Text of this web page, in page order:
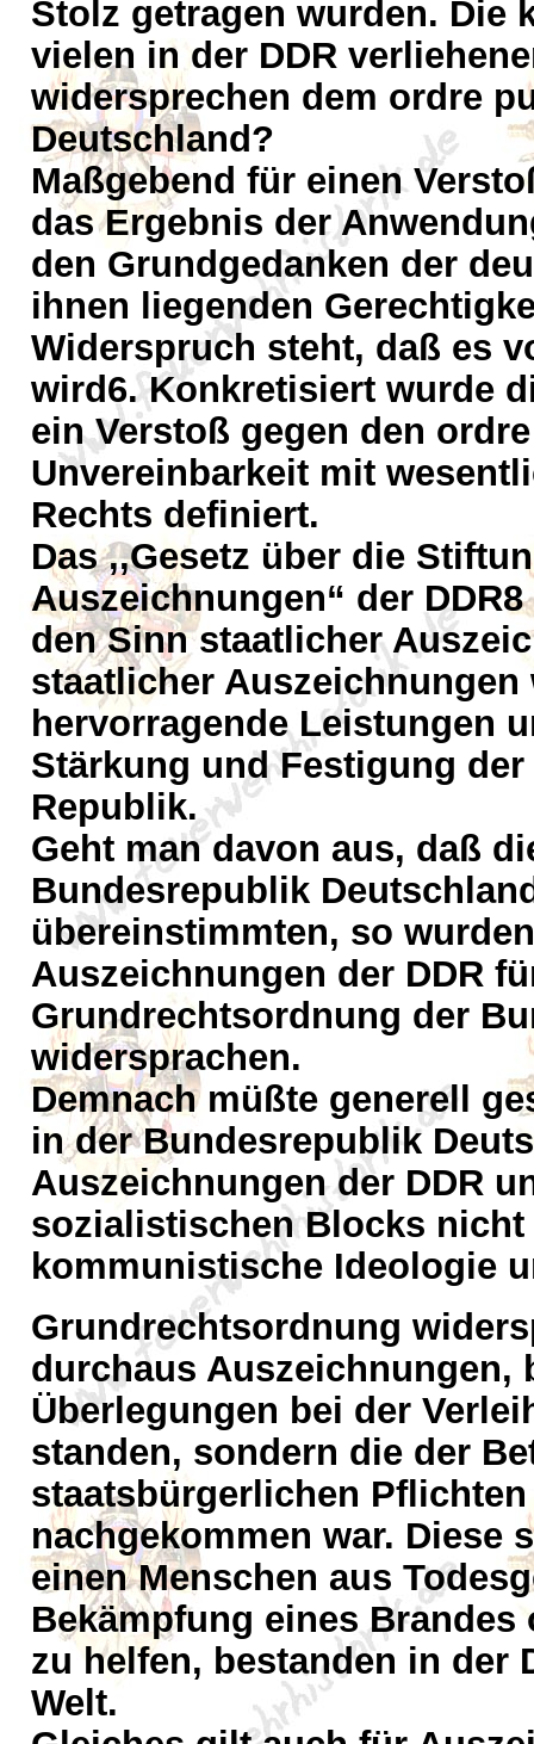
Stolz getragen wurden. Die
vielen in der DDR
widersprechen dem ordre
Deutschland?
Maßgebend für einen
das Ergebnis der
den Grundgedanken der
ihnen liegenden
Widerspruch steht, daß es
wird6. Konkretisiert wurde
ein Verstoß gegen den
Unvereinbarkeit mit
Rechts definiert.
Das ,,Gesetz über die
Auszeichnungen“ der
den Sinn staatlicher
staatlicher
hervorragende Leistungen
Stärkung und Festigung
Republik.
Geht man davon aus, daß
Bundesrepublik
übereinstimmten, so
Auszeichnungen der DDR
Grundrechtsordnung der
widersprachen.
Demnach müßte generell
in der Bundesrepublik
Auszeichnungen der DDR
sozialistischen Blocks nicht
kommunistische Ideologie
Grundrechtsordnung
durchaus Auszeichnungen,
Überlegungen bei der
standen, sondern die der
staatsbürgerlichen
nachgekommen war. Diese
einen Menschen aus
Bekämpfung eines
zu helfen, bestanden in der
Welt.